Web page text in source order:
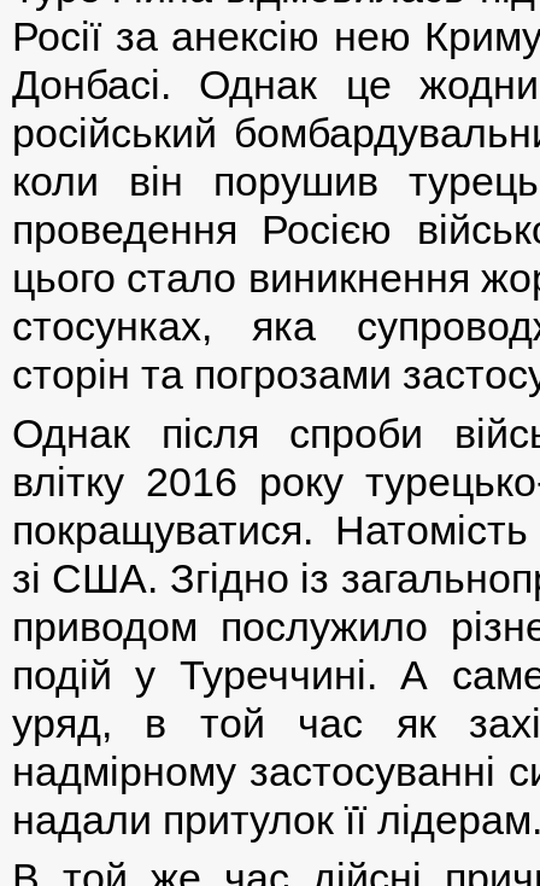
Росії за анексію нею
Донбасі. Однак це
російський
коли він порушив
проведення Росією
цього стало виникнення
стосунках, яка
сторін та погрозами
Однак після спроби
влітку 2016 року
покращуватися.
зі США. Згідно із
приводом послужило
подій у Туреччині. А
уряд, в той час як
надмірному застосуванні
надали притулок її